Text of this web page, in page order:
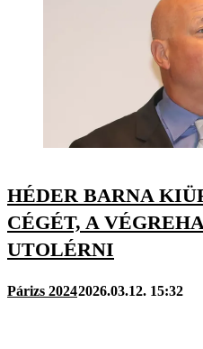
HÉDER BARNA
CÉGÉT, A
UTOLÉRNI
Párizs 20242026.03.12. 15:32